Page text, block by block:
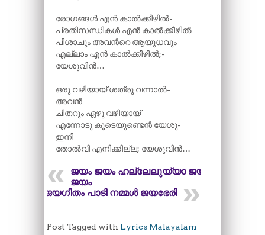
രോഗങ്ങൾ എൻ കാൽക്കീഴിൽ-
പ്രതിസന്ധികൾ എൻ കാൽക്കീഴിൽ
പിശാചും അവന്‍റെ ആയുധവും
എല്ലാം എൻ കാൽക്കീഴിൽ;-
യേശുവിൻ…
ഒരു വഴിയായ് ശത്രു വന്നാൽ-
അവൻ
ചിതറും ഏഴു വഴിയായ്
എന്നോടു കൂടെയുണ്ടെൻ യേശു-
ഇനി
തോൽവി എനിക്കില്ല;­ യേശുവിൻ…
ജയം ജയം ഹല്ലേലുയ്യാ ജയം
ജയം
ജയഗീതം പാടി നമ്മൾ ജയഭേരി
Post Tagged with Lyrics Malayalam